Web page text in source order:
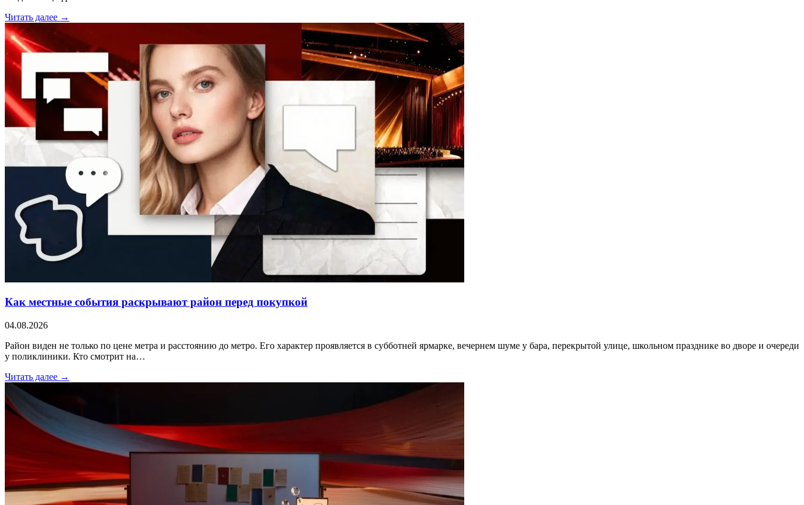
Читать далее →
Как местные события раскрывают район перед покупкой
04.08.2026
Район виден не только по цене метра и расстоянию до метро. Его характер проявляется в субботней ярмарке, вечернем шуме у бара, перекрытой улице, школьном празднике во дворе и очереди
у поликлиники. Кто смотрит на…
Читать далее →